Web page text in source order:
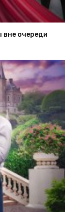
вне очереди